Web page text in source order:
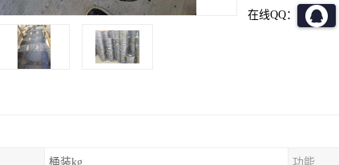
在线QQ：
桶装kg 功能